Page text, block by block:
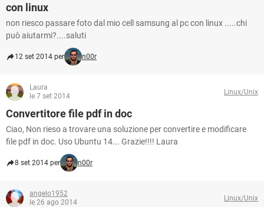
con linux
non riesco passare foto dal mio cell samsung al pc con linux .....chi
può aiutarmi?....saluti
12 set 2014 per n00r
Laura
le 7 set 2014
Linux/Unix
Convertitore file pdf in doc
Ciao, Non rieso a trovare una soluzione per convertire e modificare
file pdf in doc. Uso Ubuntu 14... Grazie!!!! Laura
8 set 2014 per n00r
angelo1952
le 26 ago 2014
Linux/Unix